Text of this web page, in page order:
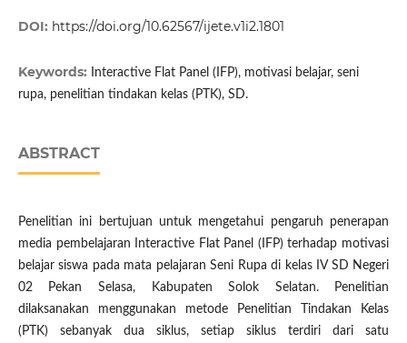
DOI: https://doi.org/10.62567/ijete.v1i2.1801
Keywords:
Interactive Flat Panel (IFP), motivasi belajar, seni
rupa, penelitian tindakan kelas (PTK), SD.
ABSTRACT
Penelitian ini bertujuan untuk mengetahui pengaruh penerapan
media pembelajaran Interactive Flat Panel (IFP) terhadap motivasi
belajar siswa pada mata pelajaran Seni Rupa di kelas IV SD Negeri
02 Pekan Selasa, Kabupaten Solok Selatan. Penelitian
dilaksanakan menggunakan metode Penelitian Tindakan Kelas
(PTK) sebanyak dua siklus, setiap siklus terdiri dari satu